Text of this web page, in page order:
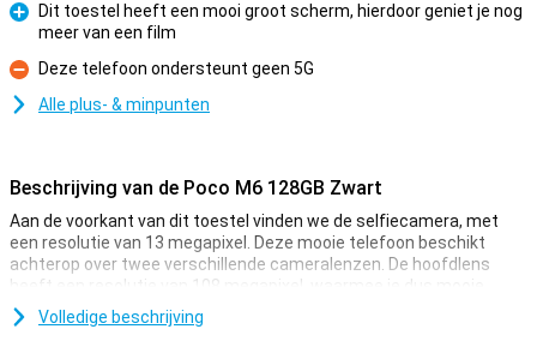
Pluspunt
Dit toestel heeft een mooi groot scherm, hierdoor geniet je nog
meer van een film
Minpunt
Deze telefoon ondersteunt geen 5G
Alle plus- & minpunten
Beschrijving van de Poco M6 128GB Zwart
Aan de voorkant van dit toestel vinden we de selfiecamera, met
een resolutie van 13 megapixel. Deze mooie telefoon beschikt
achterop over twee verschillende cameralenzen. De hoofdlens
heeft een resolutie van 108 megapixel, waarmee je dus mooie
foto's schiet. Deze camera gebruik je voor alle normale foto's en
gebruik je dus het vaakst! Ook is er een macrolens, die een resolutie
Volledige beschrijving